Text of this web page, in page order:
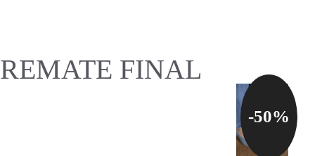
REMATE FINAL
-50%